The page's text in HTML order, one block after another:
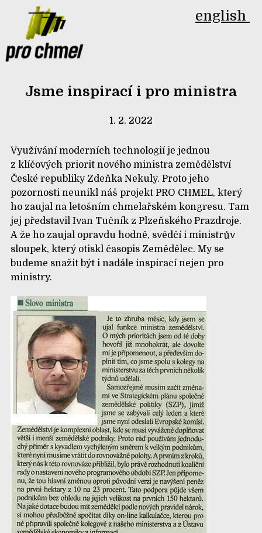
english
Jsme inspirací i pro ministra
1. 2. 2022
Využívání moderních technologií je jednou
z klíčových priorit nového ministra zemědělství
České republiky Zdeňka Nekuly. Proto jeho
pozornosti neunikl náš projekt PRO CHMEL, který
ho zaujal na letošním chmelařském kongresu. Tam
jej představil Ivan Tučník z Plzeňského Prazdroje.
A že ho zaujal opravdu hodně, svědčí i ministrův
sloupek, který otiskl časopis Zemědělec. My se
budeme snažit být i nadále inspirací nejen pro
ministry.